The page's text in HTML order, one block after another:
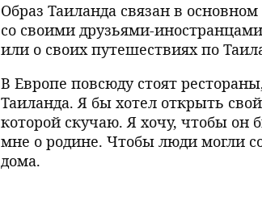
Образ Таиланда связан в
со своими друзьями-
или о своих путешествиях по
В Европе повсюду стоят
Таиланда. Я бы хотел открыть
которой скучаю. Я хочу, чтобы
мне о родине. Чтобы люди могли
дома.